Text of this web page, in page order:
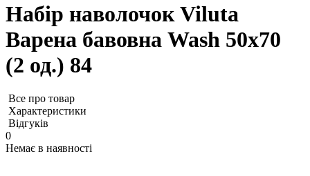
Набір наволочок Viluta
Варена бавовна Wash 50х70
(2 од.) 84
Все про товар
Характеристики
Відгуків
0
Немає в наявності